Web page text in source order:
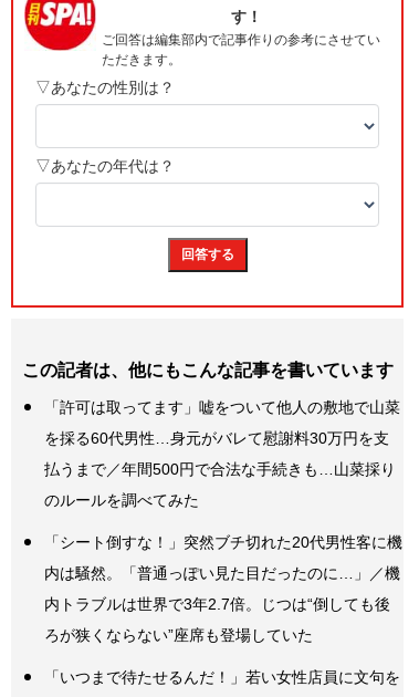
この記者は、他にもこんな記事を書いています
「許可は取ってます」嘘をついて他人の敷地で山菜
を採る60代男性…身元がバレて慰謝料30万円を支
払うまで／年間500円で合法な手続きも…山菜採り
のルールを調べてみた
「シート倒すな！」突然ブチ切れた20代男性客に機
内は騒然。「普通っぽい見た目だったのに…」／機
内トラブルは世界で3年2.7倍。じつは“倒しても後
ろが狭くならない”座席も登場していた
「いつまで待たせるんだ！」若い女性店員に文句を